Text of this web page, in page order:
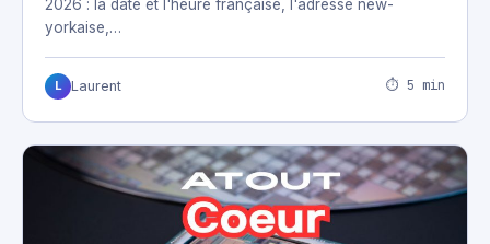
2026 : la date et l'heure française, l'adresse new-
yorkaise,…
L Laurent ⏱ 5 min